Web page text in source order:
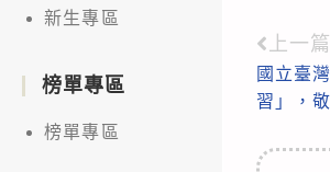
Read
more
上一
國立臺
習」，
新生專區
榜單專區
榜單專區